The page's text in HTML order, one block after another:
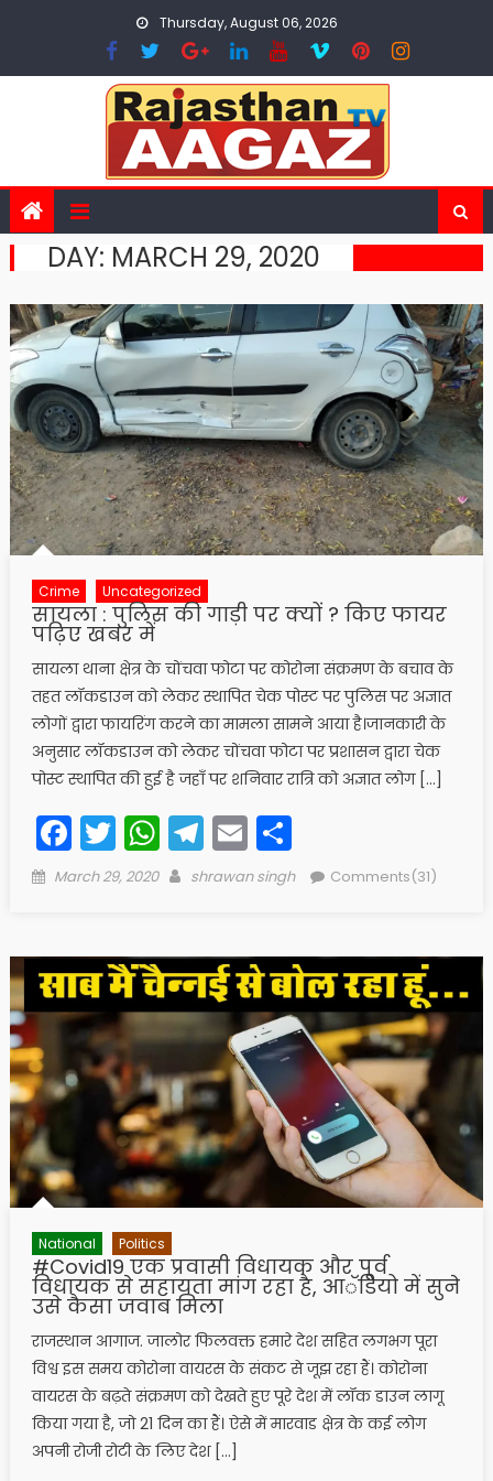
Thursday, August 06, 2026
DAY: MARCH 29, 2020
Crime Uncategorized
सायला : पुलिस की गाड़ी पर क्यों ? किए फायर
पढ़िए खबर में
सायला थाना क्षेत्र के चोंचवा फोटा पर कोरोना संक्रमण के बचाव के
तहत लॉकडाउन को लेकर स्थापित चेक पोस्ट पर पुलिस पर अज्ञात
लोगों द्वारा फायरिंग करने का मामला सामने आया है।जानकारी के
अनुसार लॉकडाउन को लेकर चोंचवा फोटा पर प्रशासन द्वारा चेक
पोस्ट स्थापित की हुई है जहाँ पर शनिवार रात्रि को अज्ञात लोग […]
Facebook
Twitter
WhatsApp
Telegram
EmailShare
Posted
March 29, 2020 Author
shrawan singh Comments(31)
National Politics
#Covid19 एक प्रवासी विधायक और पूर्व
विधायक से सहायता मांग रहा है, आॅडियो में सुने
उसे कैसा जवाब मिला
राजस्थान आगाज. जालोर फिलवक्त हमारे देश सहित लगभग पूरा
विश्व इस समय कोरोना वायरस के संकट से जूझ रहा हैं। कोरोना
वायरस के बढ़ते संक्रमण को देखते हुए पूरे देश में लॉक डाउन लागू
किया गया है, जो 21 दिन का हैं। ऐसे में मारवाड क्षेत्र के कई लोग
अपनी रोजी रोटी के लिए देश […]